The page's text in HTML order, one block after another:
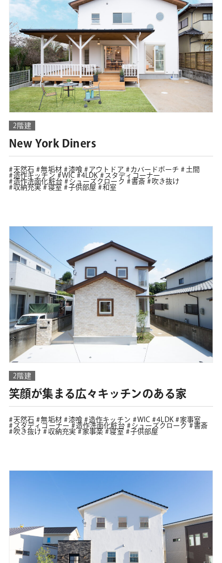
2階建
New York Diners
天然石 無垢材 漆喰 アウトドア カバードポーチ
土間
造作キッチン
WIC 4LDK
スタディコーナー
造作洗面化粧台
シューズクローク 書斎
吹き抜け
収納充実
寝室 子供部屋 和室
2階建
笑顔が集まる広々キッチンのある家
天然石 無垢材 漆喰 造作キッチン WIC 4LDK
家事室
スタディコーナー
造作洗面化粧台 シューズクローク
書斎
吹き抜け
収納充実 家事楽 寝室 子供部屋